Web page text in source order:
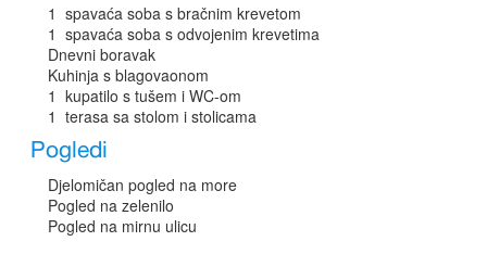
1 spavaća soba s bračnim krevetom
1 spavaća soba s odvojenim krevetima
Dnevni boravak
Kuhinja s blagovaonom
1 kupatilo s tušem i WC-om
1 terasa sa stolom i stolicama
Pogledi
Djelomičan pogled na more
Pogled na zelenilo
Pogled na mirnu ulicu